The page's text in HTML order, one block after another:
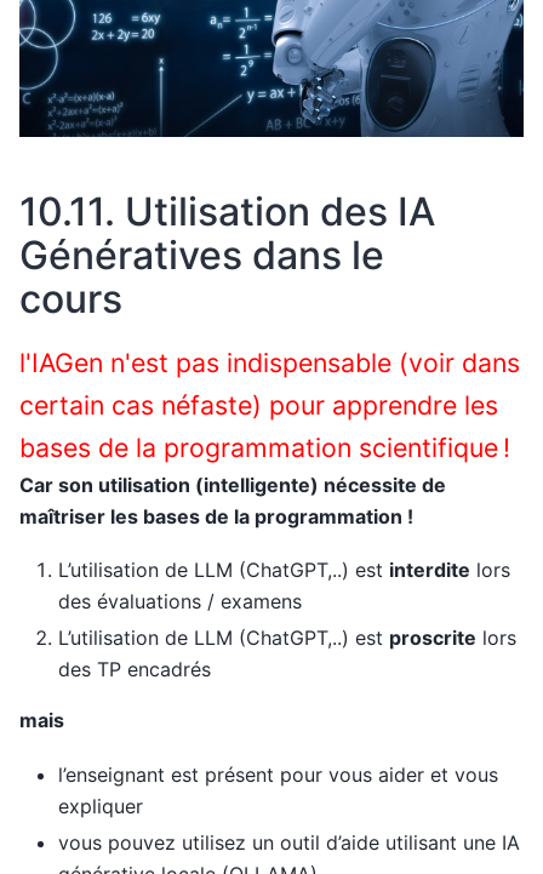
10.11. Utilisation des IA
Génératives dans le
cours
l'IAGen n'est pas indispensable (voir dans
certain cas néfaste) pour apprendre les
bases de la programmation scientifique !
Car son utilisation (intelligente) nécessite de
maîtriser les bases de la programmation !
L’utilisation de LLM (ChatGPT,..) est interdite lors
des évaluations / examens
L’utilisation de LLM (ChatGPT,..) est proscrite lors
des TP encadrés
mais
l’enseignant est présent pour vous aider et vous
expliquer
vous pouvez utilisez un outil d’aide utilisant une IA